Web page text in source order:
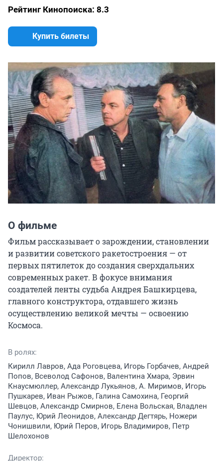
Рейтинг Кинопоиска: 8.3
Купить билеты
О фильме
Фильм рассказывает о зарождении, становлении
и развитии советского ракетостроения — от
первых пятилеток до создания сверхдальних
современных ракет. В фокусе внимания
создателей ленты судьба Андрея Башкирцева,
главного конструктора, отдавшего жизнь
осуществлению великой мечты — освоению
Космоса.
В ролях:
Кирилл Лавров, Ада Роговцева, Игорь Горбачев, Андрей
Попов, Всеволод Сафонов, Валентина Хмара, Эрвин
Кнаусмюллер, Александр Лукьянов, А. Миримов, Игорь
Пушкарев, Иван Рыжов, Галина Самохина, Георгий
Шевцов, Александр Смирнов, Елена Вольская, Владлен
Паулус, Юрий Леонидов, Александр Дегтярь, Ножери
Чонишвили, Юрий Перов, Игорь Владимиров, Петр
Шелохонов
Директор: